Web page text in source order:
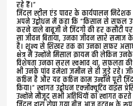
रहे हैं।”
जिंदल स्टील एंड पावर के कार्यपालन निदेशक
अपने उद्बोधन में कहा कि “किसान से सफ़ल
करने वाले बाबूजी ने ज़िंदगी की हर कसौटी
सा जीवन बिताया, उनका जीवन सारे समाज
है। शून्य से शिखर तक का उनका सफ़र
क्षेत्र में उन्होंने मिसाल क़ायम की लेकिन
विशेषता उनका सरल स्वभाव था, सफ़लता
भी उनके पांव हमेशा ज़मीन से ही जुड़े रहे।
कठिन है और यह कठिन काम उन्होंने पूरी
किया।” स्वागत उद्बोधन एक्जीक्यूटिव वाइस
उन्होंने मौजूद सभी अतिथियों का स्वागत